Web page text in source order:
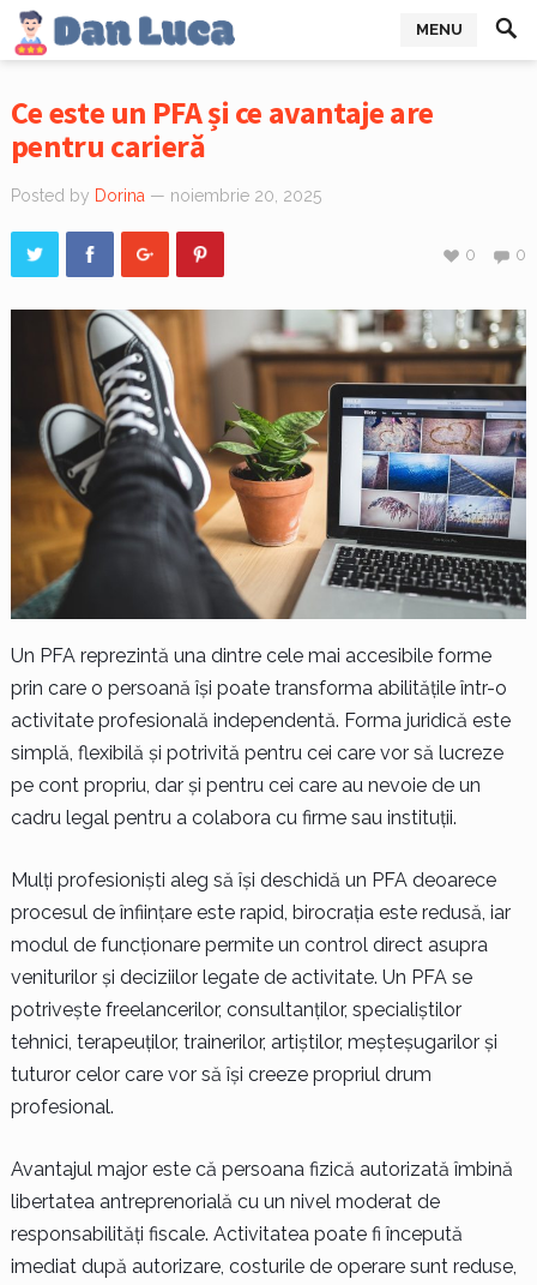
MENU
Ce este un PFA și ce avantaje are
pentru carieră
Posted by Dorina — noiembrie 20, 2025
0
0
Un PFA reprezintă una dintre cele mai accesibile forme
prin care o persoană își poate transforma abilitățile într-o
activitate profesională independentă. Forma juridică este
simplă, flexibilă și potrivită pentru cei care vor să lucreze
pe cont propriu, dar și pentru cei care au nevoie de un
cadru legal pentru a colabora cu firme sau instituții.
Mulți profesioniști aleg să își deschidă un PFA deoarece
procesul de înființare este rapid, birocrația este redusă, iar
modul de funcționare permite un control direct asupra
veniturilor și deciziilor legate de activitate. Un PFA se
potrivește freelancerilor, consultanților, specialiștilor
tehnici, terapeuților, trainerilor, artiștilor, meșteșugarilor și
tuturor celor care vor să își creeze propriul drum
profesional.
Avantajul major este că persoana fizică autorizată îmbină
libertatea antreprenorială cu un nivel moderat de
responsabilități fiscale. Activitatea poate fi începută
imediat după autorizare, costurile de operare sunt reduse,